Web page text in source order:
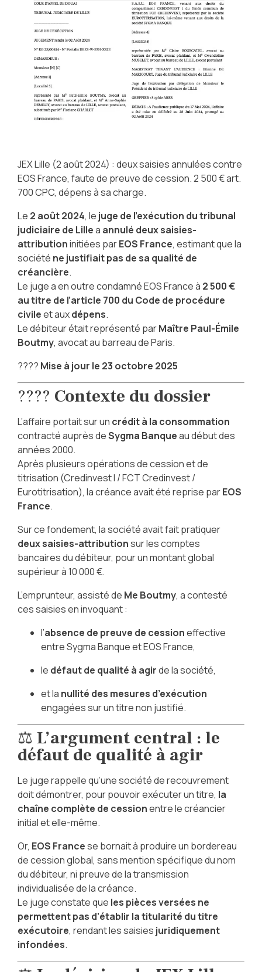
JEX Lille (2 août 2024) : deux saisies annulées contre
EOS France, faute de preuve de cession. 2 500 € art.
700 CPC, dépens à sa charge.
Le 2 août 2024, le juge de l’exécution du tribunal
judiciaire de Lillea annulé deux saisies-
attributioninitiées parEOS France, estimant que la
société ne justifiait pas de sa qualité de
créancière.
Le juge a en outre condamné EOS France à 2 500 €
au titre de l’article 700 du Code de procédure
civileet auxdépens.
Le débiteur était représenté parMaître Paul-Émile
Boutmy, avocat au barreau de Paris.
???? Mise à jour le 23 octobre 2025
???? Contexte du dossier
L’affaire portait sur un crédit à la consommation
contracté auprès deSygma Banqueau début des
années 2000.
Après plusieurs opérations de cession et de
titrisation (Credinvest I / FCT Credinvest /
Eurotitrisation), la créance avait été reprise parEOS
France.
Sur ce fondement, la société avait fait pratiquer
deux saisies-attributionsur les comptes
bancaires du débiteur, pour un montant global
supérieur à 10 000 €.
L’emprunteur, assisté de Me Boutmy, a contesté
ces saisies en invoquant :
l’absence de preuve de cessioneffective
entre Sygma Banque et EOS France,
le défaut de qualité à agirde la société,
et la nullité des mesures d’exécution
engagées sur un titre non justifié.
⚖️ L’argument central : le
défaut de qualité à agir
Le juge rappelle qu’une société de recouvrement
doit démontrer, pour pouvoir exécuter un titre, la
chaîne complète de cessionentre le créancier
initial et elle-même.
Or, EOS Francese bornait à produire un bordereau
de cession global, sans mention spécifique du nom
du débiteur, ni preuve de la transmission
individualisée de la créance.
Le juge constate que les pièces versées ne
permettent pas d’établir la titularité du titre
exécutoire, rendant les saisies juridiquement
infondées.